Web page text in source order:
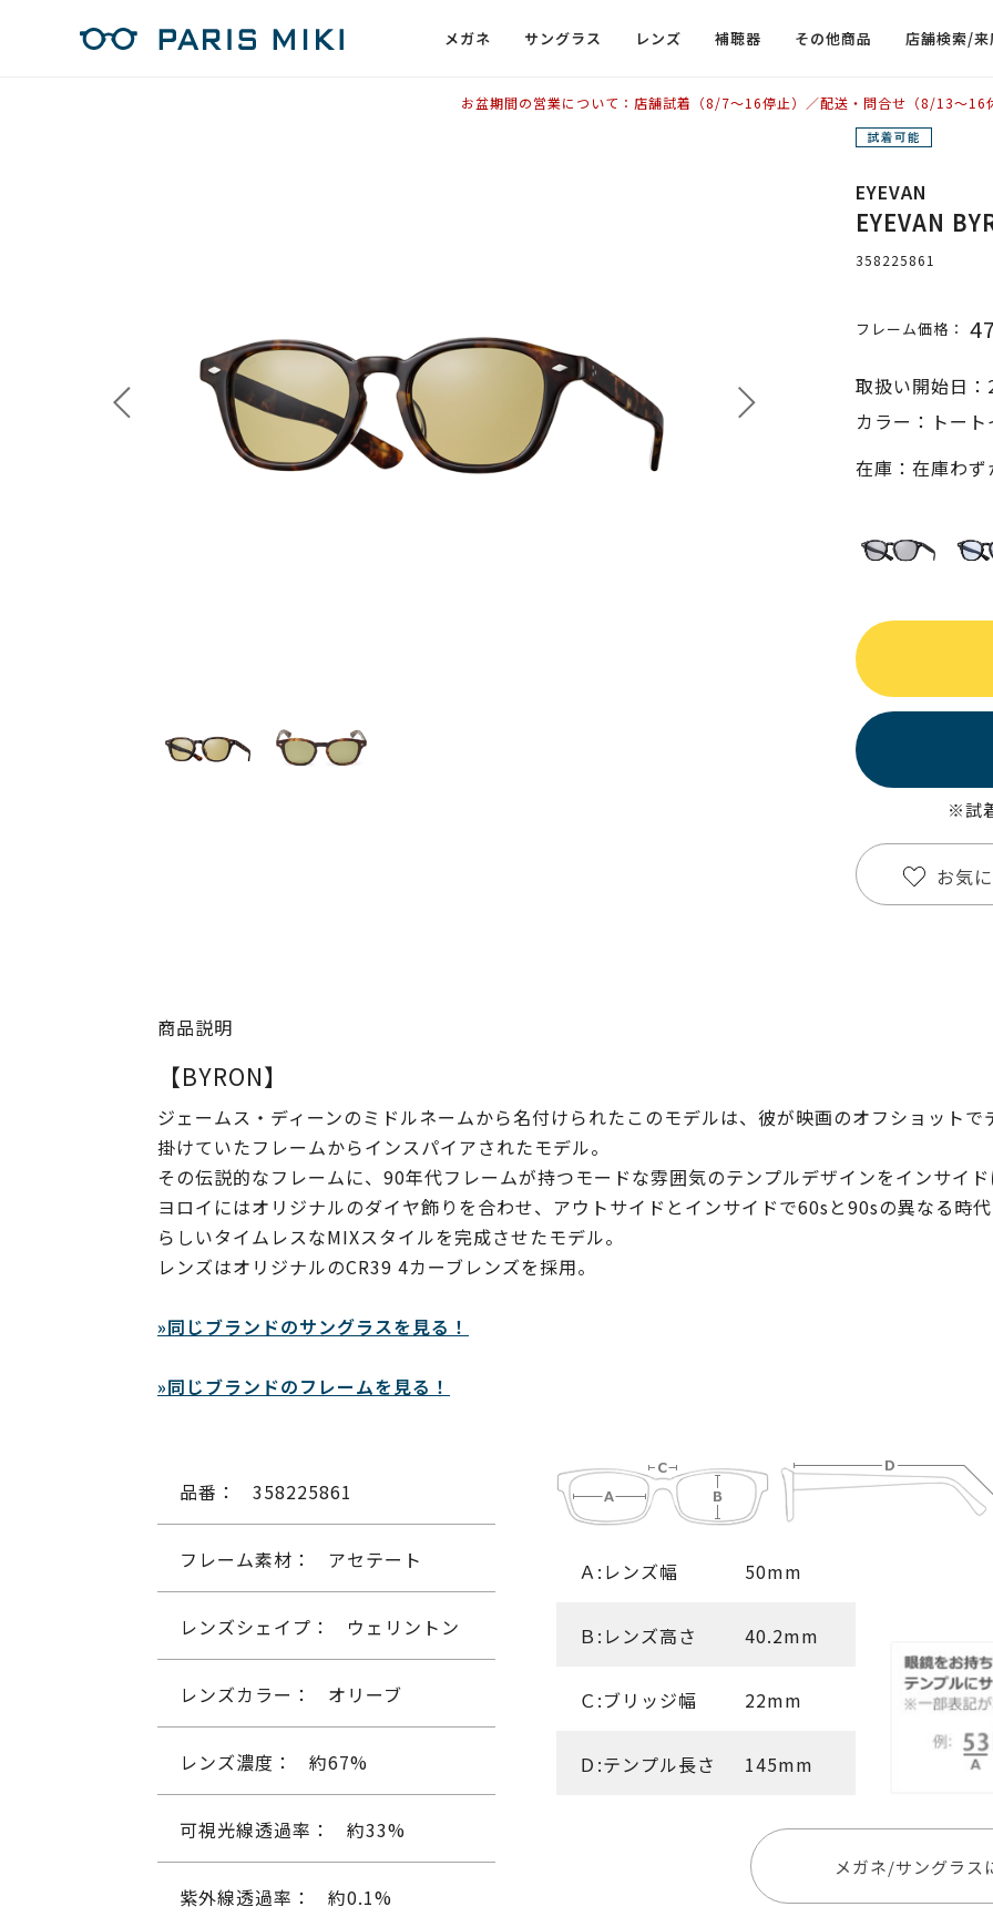
メガネ サングラス レンズ 補聴器 その他商品 店舗検索/
お盆期間の営業について：店舗試着（8/7〜16停止）／配送・問合せ（8/13〜16
EYEVAN
EYEVAN
358225861
フレーム価格：
取扱い開始日
カラー：トー
在庫：在庫わず
※試
お気
商品説明
【BYRON】
ジェームス・ディーンのミドルネームから名付けられたこのモデルは、彼が映画のオフショット
掛けていたフレームからインスパイアされたモデル。
その伝説的なフレームに、90年代フレームが持つモードな雰囲気のテンプルデザインをインサイ
ヨロイにはオリジナルのダイヤ飾りを合わせ、アウトサイドとインサイドで60sと90sの異なる時
らしいタイムレスなMIXスタイルを完成させたモデル。
レンズはオリジナルのCR39 4カーブレンズを採用。
»同じブランドのサングラスを見る！
»同じブランドのフレームを見る！
品番： 358225861
フレーム素材： アセテート
レンズシェイプ： ウェリントン
レンズカラー： オリーブ
レンズ濃度： 約67%
可視光線透過率： 約33%
紫外線透過率： 約0.1%
Ａ:レンズ幅 50mm
Ｂ:レンズ高さ 40.2mm
Ｃ:ブリッジ幅 22mm
Ｄ:テンプル長さ 145mm
メガネ/サングラス